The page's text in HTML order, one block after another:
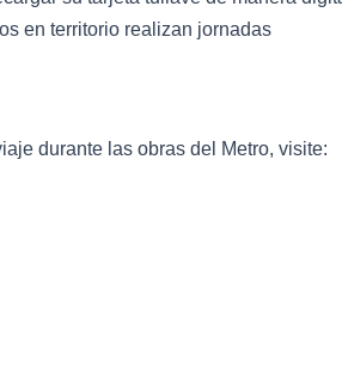
en territorio realizan jornadas
durante las obras del Metro, visite: